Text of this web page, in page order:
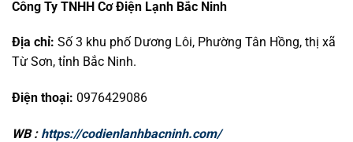
Công Ty TNHH Cơ Điện Lạnh Bắc Ninh
Địa chỉ: Số 3 khu phố Dương Lôi, Phường Tân Hồng, thị xã
Từ Sơn, tỉnh Bắc Ninh.
Điện thoại: 0976429086
WB : https://codienlanhbacninh.com/